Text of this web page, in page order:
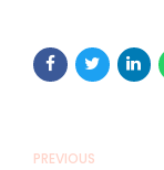
PREVIOUS